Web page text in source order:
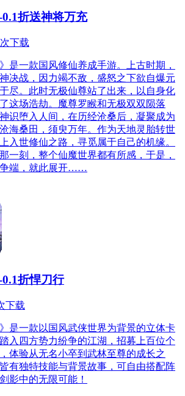
折送神将万充
下载
是一款国风修仙养成手游。上古时期，
决战，因力竭不敌，盛怒之下欲自爆元
尽。此时无极仙尊站了出来，以自身化
这场浩劫。魔尊罗睺和无极双双陨落
识堕入人间，在历经沧桑后，凝聚成为
海桑田，须臾万年。作为天地灵胎转世
入世修仙之路，寻觅属于自己的机缘。
一刻，整个仙魔世界都有所感，于是，
端，就此展开……
折悍刀行
下载
》是一款以国风武侠世界为背景的立体卡
入四方势力纷争的江湖，招募上百位个
体验从无名小卒到武林至尊的成长之
有独特技能与背景故事，可自由搭配阵
影中的无限可能！